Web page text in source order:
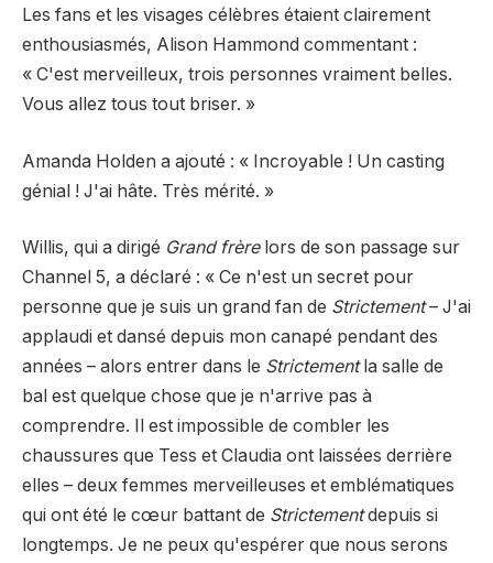
Les fans et les visages célèbres étaient clairement
enthousiasmés, Alison Hammond commentant :
« C'est merveilleux, trois personnes vraiment belles.
Vous allez tous tout briser. »
Amanda Holden a ajouté : « Incroyable ! Un casting
génial ! J'ai hâte. Très mérité. »
Willis, qui a dirigé Grand frèrelors de son passage sur
Channel 5, a déclaré : « Ce n'est un secret pour
personne que je suis un grand fan de Strictement– J'ai
applaudi et dansé depuis mon canapé pendant des
années – alors entrer dans le Strictementla salle de
bal est quelque chose que je n'arrive pas à
comprendre. Il est impossible de combler les
chaussures que Tess et Claudia ont laissées derrière
elles – deux femmes merveilleuses et emblématiques
qui ont été le cœur battant de Strictementdepuis si
longtemps. Je ne peux qu'espérer que nous serons